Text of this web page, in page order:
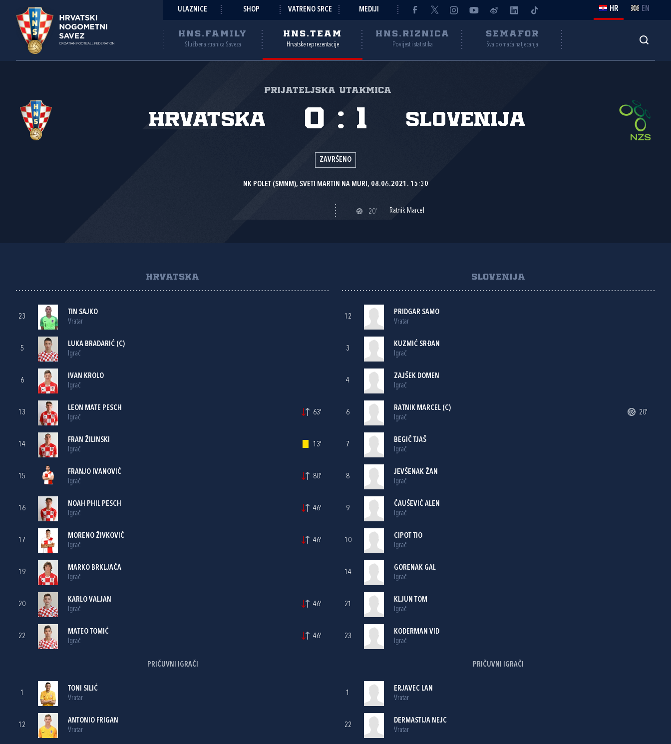
ULAZNICE SHOP VATRENO SRCE MEDIJI HR EN
HNS.FAMILY
Službena stranica Saveza
HNS.TEAM
Hrvatske reprezentacije
HNS.RIZNICA
Povijest i statistika
SEMAFOR
Sva domaća natjecanja
Prijateljska utakmica
Hrvatska Slovenija
0 : 1
ZAVRŠENO
NK POLET (SMNM), SVETI MARTIN NA MURI, 08.06.2021. 15:30
20' Ratnik Marcel
HRVATSKA
23
TIN SAJKO
Vratar
5
LUKA BRADARIĆ (C)
Igrač
6
IVAN KROLO
Igrač
13
LEON MATE PESCH
Igrač
63'
14
FRAN ŽILINSKI
Igrač
13'
15
FRANJO IVANOVIĆ
Igrač
80'
16
NOAH PHIL PESCH
Igrač
46'
17
MORENO ŽIVKOVIĆ
Igrač
46'
19
MARKO BRKLJAČA
Igrač
20
KARLO VALJAN
Igrač
46'
22
MATEO TOMIĆ
Igrač
46'
PRIČUVNI IGRAČI
1
TONI SILIĆ
Vratar
12
ANTONIO FRIGAN
Vratar
SLOVENIJA
12
PRIDGAR SAMO
Vratar
3
KUZMIĆ SRĐAN
Igrač
4
ZAJŠEK DOMEN
Igrač
6
RATNIK MARCEL (C)
Igrač
20'
7
BEGIČ TJAŠ
Igrač
8
JEVŠENAK ŽAN
Igrač
9
ČAUŠEVIĆ ALEN
Igrač
10
CIPOT TIO
Igrač
14
GORENAK GAL
Igrač
21
KLJUN TOM
Igrač
23
KODERMAN VID
Igrač
PRIČUVNI IGRAČI
1
ERJAVEC LAN
Vratar
22
DERMASTIJA NEJC
Vratar